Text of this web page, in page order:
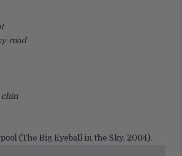
road
chin
(The Big Eyeball in the Sky, 2004).